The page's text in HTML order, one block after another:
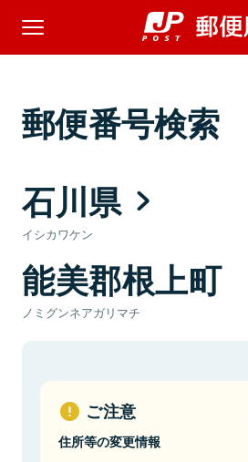
郵便番号検索
石川県
イシカワケン
能美郡根上町
ノミグンネアガリマチ
ご注意
住所等の変更情報